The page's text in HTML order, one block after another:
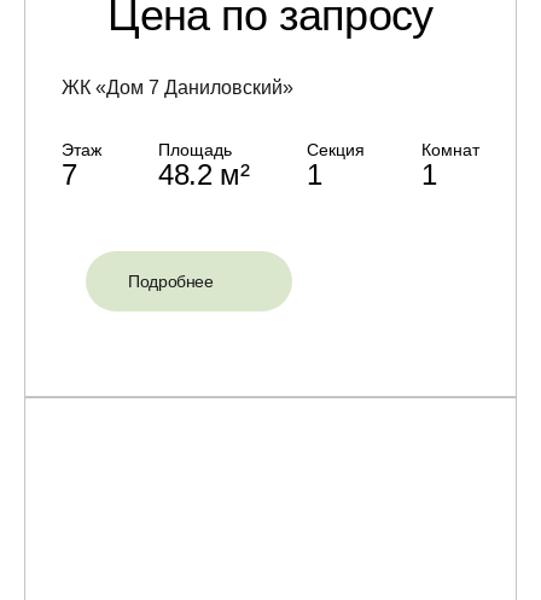
Цена по запросу
ЖК «Дом 7 Даниловский»
Этаж
7
Площадь
48.2 м²
Секция
1
Комнат
1
Подробнее